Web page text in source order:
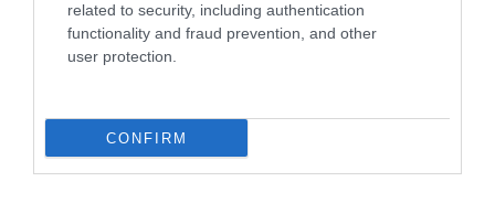
related to security, including authentication
functionality and fraud prevention, and other
user protection.
CONFIRM
MEGÉRKEZETT A MINISZTÉRIUM VÁLASZA
írtaPolisor Bettina
nemzetgazdasági miniszterhez, a levél több
félreértelmezhető, illetve félrevezető állítást
tartalmaz – közölte a Nemzetgazdasági